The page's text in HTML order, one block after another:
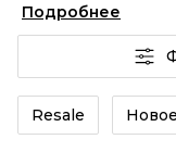
аутентификация
MARA женские от
доставкой по
Винтажные
женские из новых
или в
Подробнее
Resale